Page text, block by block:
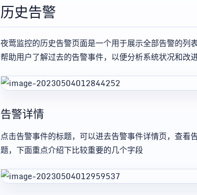
历史告警
夜莺监控的历史告警页面是一个用于展示全部告警的
帮助用户了解过去的告警事件，以便分析系统状况和改
告警详情
点击告警事件的标题，可以进去告警事件详情页，查
题，下面重点介绍下比较重要的几个字段